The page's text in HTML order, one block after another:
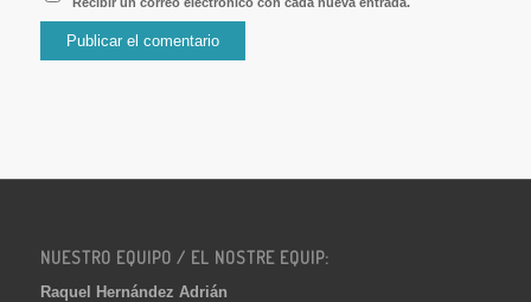
Recibir un correo electrónico con cada nueva entrada.
NUESTRO EQUIPO / EL NOSTRE EQUIP:
Raquel Hernández Adrián